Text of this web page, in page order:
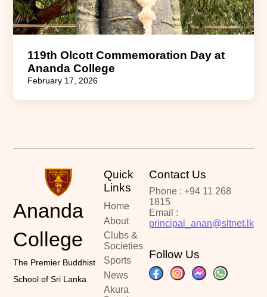
119th Olcott Commemoration Day at
Ananda College
February 17, 2026
Ananda
College
The Premier Buddhist
School of Sri Lanka
Quick
Links
Home
About
Clubs &
Societies
Sports
News
Akura
Contact Us
Phone : +94 11 268
1815
Email :
principal_anan@sltnet.lk
Follow Us